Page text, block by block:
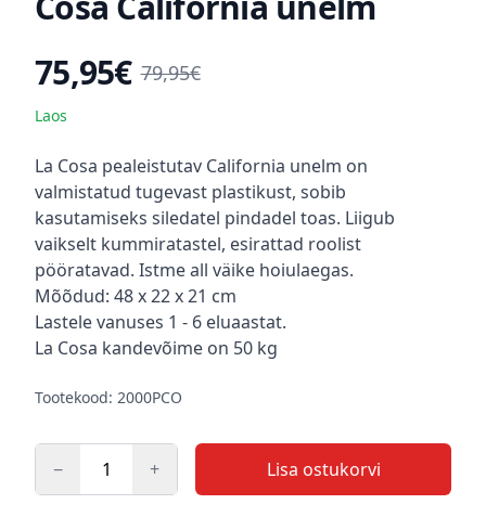
Toote hind
75,95€ 79,95€
Laos
Kirjeldus
La Cosa pealeistutav California unelm on
valmistatud tugevast plastikust, sobib
kasutamiseks siledatel pindadel toas. Liigub
vaikselt kummiratastel, esirattad roolist
pööratavad. Istme all väike hoiulaegas.
Mõõdud: 48 x 22 x 21 cm
Lastele vanuses 1 - 6 eluaastat.
La Cosa kandevõime on 50 kg
Tootekood: 2000PCO
− + Lisa ostukorvi